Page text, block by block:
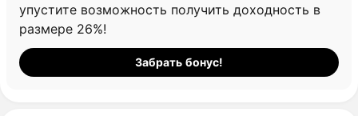
упустите возможность получить доходность в
размере 26%!
Забрать бонус!